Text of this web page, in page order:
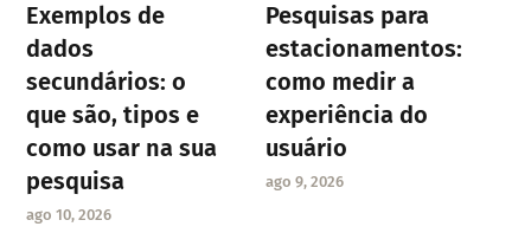
Exemplos de
dados
secundários: o
que são, tipos e
como usar na sua
pesquisa
ago 10, 2026
Pesquisas para
estacionamentos:
como medir a
experiência do
usuário
ago 9, 2026